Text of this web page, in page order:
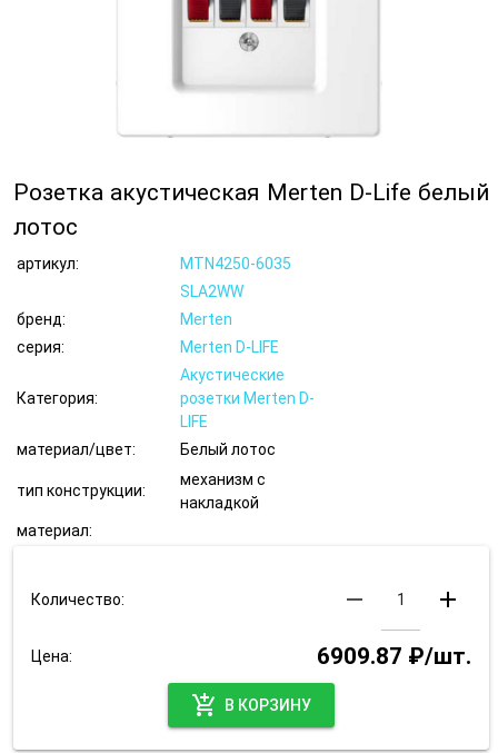
Розетка акустическая Merten D-Life белый
лотос
артикул:
MTN4250-6035
SLA2WW
бренд:
Merten
серия:
Merten D-LIFE
Категория:
Акустические
розетки Merten D-
LIFE
материал/цвет:
Белый лотос
тип конструкции:
механизм с
накладкой
материал:
Количество: remove add
Цена:
6909.87 ₽/шт.
add_shopping_cart
В КОРЗИНУ